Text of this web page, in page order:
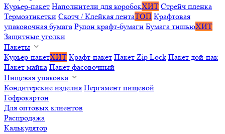
Курьер-пакет Наполнители для коробокХИТ Стрейч пленка
Термоэтикетки Скотч / Клейкая лентаТОП Крафтовая
упаковочная бумага Рулон крафт-бумаги Бумага тишьюХИТ
Защитные уголки
Пакеты
Курьер-пакетХИТ Крафт-пакет Пакет Zip Lock Пакет дой-пак
Пакет майка Пакет фасовочный
Пищевая упаковка
Кондитерские изделия Пергамент пищевой
Гофрокартон
Для оптовых клиентов
Распродажа
Калькулятор